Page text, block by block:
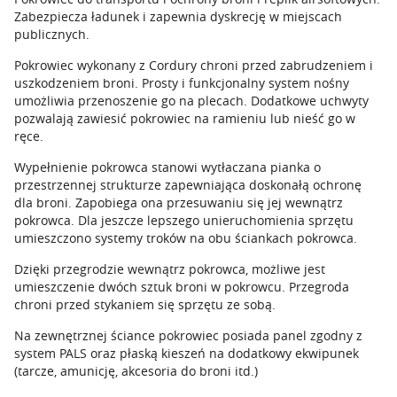
Zabezpiecza ładunek i zapewnia dyskrecję w miejscach
publicznych.
Pokrowiec wykonany z Cordury chroni przed zabrudzeniem i
uszkodzeniem broni. Prosty i funkcjonalny system nośny
umożliwia przenoszenie go na plecach. Dodatkowe uchwyty
pozwalają zawiesić pokrowiec na ramieniu lub nieść go w
ręce.
Wypełnienie pokrowca stanowi wytłaczana pianka o
przestrzennej strukturze zapewniająca doskonałą ochronę
dla broni. Zapobiega ona przesuwaniu się jej wewnątrz
pokrowca. Dla jeszcze lepszego unieruchomienia sprzętu
umieszczono systemy troków na obu ściankach pokrowca.
Dzięki przegrodzie wewnątrz pokrowca, możliwe jest
umieszczenie dwóch sztuk broni w pokrowcu. Przegroda
chroni przed stykaniem się sprzętu ze sobą.
Na zewnętrznej ściance pokrowiec posiada panel zgodny z
system PALS oraz płaską kieszeń na dodatkowy ekwipunek
(tarcze, amunicję, akcesoria do broni itd.)